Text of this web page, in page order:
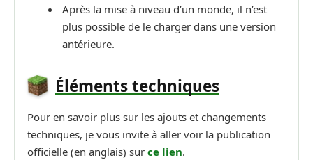
Après la mise à niveau d’un monde, il n’est
plus possible de le charger dans une version
antérieure.
Éléments techniques
Pour en savoir plus sur les ajouts et changements
techniques, je vous invite à aller voir la publication
officielle (en anglais) sur ce lien.